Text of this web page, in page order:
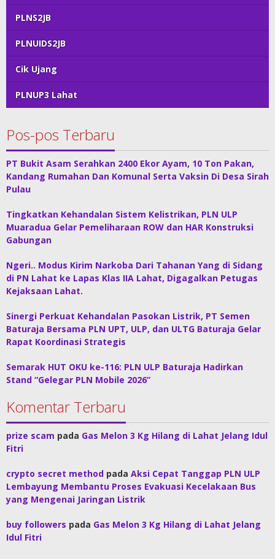
PLNS2JB
PLNUIDS2JB
Cik Ujang
PLNUP3 Lahat
Pos-pos Terbaru
PT Bukit Asam Serahkan 2400 Ekor Ayam, 10 Ton Pakan,
Kandang Rumahan Dan Komunal Serta Vaksin Di Desa Sirah
Pulau
Tingkatkan Kehandalan Sistem Kelistrikan, PLN ULP
Muaradua Gelar Pemeliharaan ROW dan HAR Konstruksi
Gabungan
Ngeri.. Modus Kirim Narkoba Dari Tahanan Yang di Sidang
di PN Lahat ke Lapas Klas IIA Lahat, Digagalkan Petugas
Kejaksaan Lahat.
Sinergi Perkuat Kehandalan Pasokan Listrik, PT Semen
Baturaja Bersama PLN UPT, ULP, dan ULTG Baturaja Gelar
Rapat Koordinasi Strategis
Semarak HUT OKU ke-116: PLN ULP Baturaja Hadirkan
Stand “Gelegar PLN Mobile 2026”
Komentar Terbaru
prize scam pada Gas Melon 3 Kg Hilang di Lahat Jelang Idul
Fitri
crypto secret method pada Aksi Cepat Tanggap PLN ULP
Lembayung Membantu Proses Evakuasi Kecelakaan Bus
yang Mengenai Jaringan Listrik
buy followers pada Gas Melon 3 Kg Hilang di Lahat Jelang
Idul Fitri